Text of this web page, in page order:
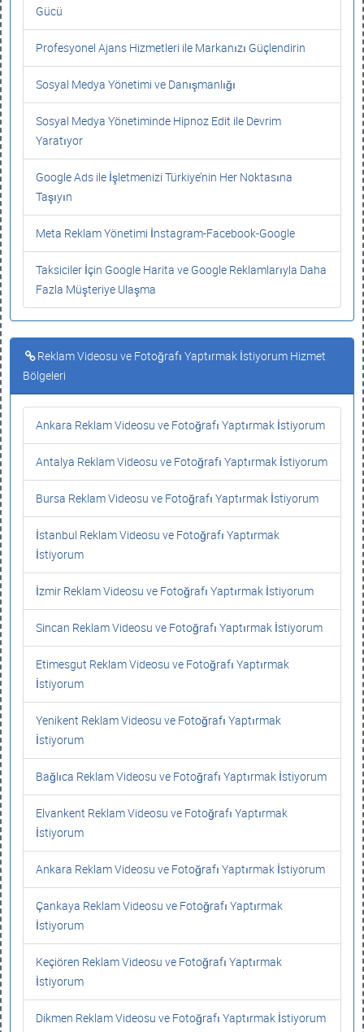
Gücü
Profesyonel Ajans Hizmetleri ile Markanızı Güçlendirin
Sosyal Medya Yönetimi ve Danışmanlığı
Sosyal Medya Yönetiminde Hipnoz Edit ile Devrim
Yaratıyor
Google Ads ile İşletmenizi Türkiye’nin Her Noktasına
Taşıyın
Meta Reklam Yönetimi İnstagram-Facebook-Google
Taksiciler İçin Google Harita ve Google Reklamlarıyla Daha
Fazla Müşteriye Ulaşma
Reklam Videosu ve Fotoğrafı Yaptırmak İstiyorum Hizmet
Bölgeleri
Ankara Reklam Videosu ve Fotoğrafı Yaptırmak İstiyorum
Antalya Reklam Videosu ve Fotoğrafı Yaptırmak İstiyorum
Bursa Reklam Videosu ve Fotoğrafı Yaptırmak İstiyorum
İstanbul Reklam Videosu ve Fotoğrafı Yaptırmak
İstiyorum
İzmir Reklam Videosu ve Fotoğrafı Yaptırmak İstiyorum
Sincan Reklam Videosu ve Fotoğrafı Yaptırmak İstiyorum
Etimesgut Reklam Videosu ve Fotoğrafı Yaptırmak
İstiyorum
Yenikent Reklam Videosu ve Fotoğrafı Yaptırmak
İstiyorum
Bağlıca Reklam Videosu ve Fotoğrafı Yaptırmak İstiyorum
Elvankent Reklam Videosu ve Fotoğrafı Yaptırmak
İstiyorum
Ankara Reklam Videosu ve Fotoğrafı Yaptırmak İstiyorum
Çankaya Reklam Videosu ve Fotoğrafı Yaptırmak
İstiyorum
Keçiören Reklam Videosu ve Fotoğrafı Yaptırmak
İstiyorum
Dikmen Reklam Videosu ve Fotoğrafı Yaptırmak İstiyorum